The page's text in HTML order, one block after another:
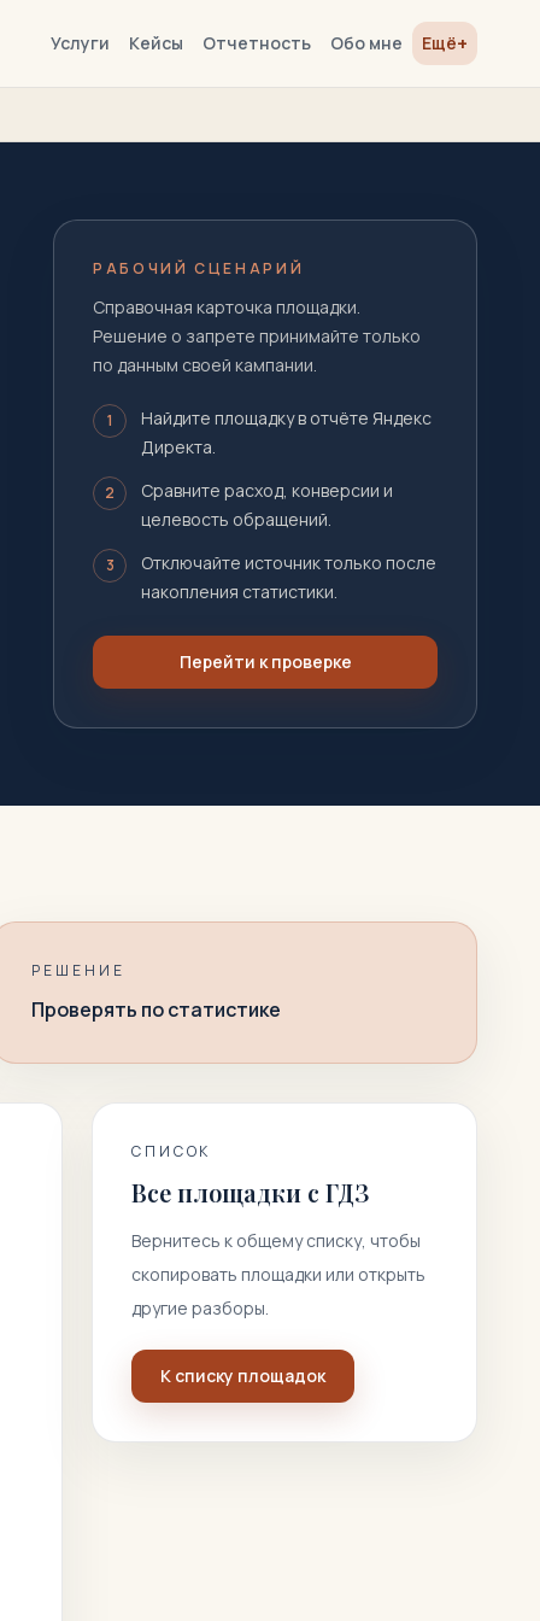
Услуги Кейсы Отчетность Обо мне Ещё+
РАБОЧИЙ СЦЕНАРИЙ
Справочная карточка площадки.
Решение о запрете принимайте только
по данным своей кампании.
1
Найдите площадку в отчёте Яндекс
Директа.
2
Сравните расход, конверсии и
целевость обращений.
3
Отключайте источник только после
накопления статистики.
Перейти к проверке
РЕШЕНИЕ
Проверять по статистике
СПИСОК
Все площадки с ГДЗ
Вернитесь к общему списку, чтобы
скопировать площадки или открыть
другие разборы.
К списку площадок